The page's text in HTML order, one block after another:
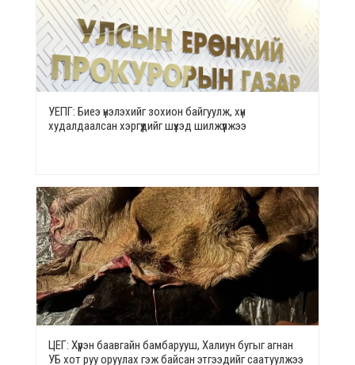
УЕПГ: Биеэ үнэлэхийг зохион байгуулж, хүн
худалдаалсан хэргүүдийг шүүхэд шилжүүлжээ
ЦЕГ: Хүрэн баавгайн бамбарууш, Халиун бугыг агнан
УБ хот руу оруулах гэж байсан этгээдийг саатуулжээ